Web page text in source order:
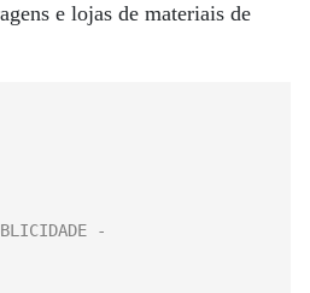
e lojas de materiais de